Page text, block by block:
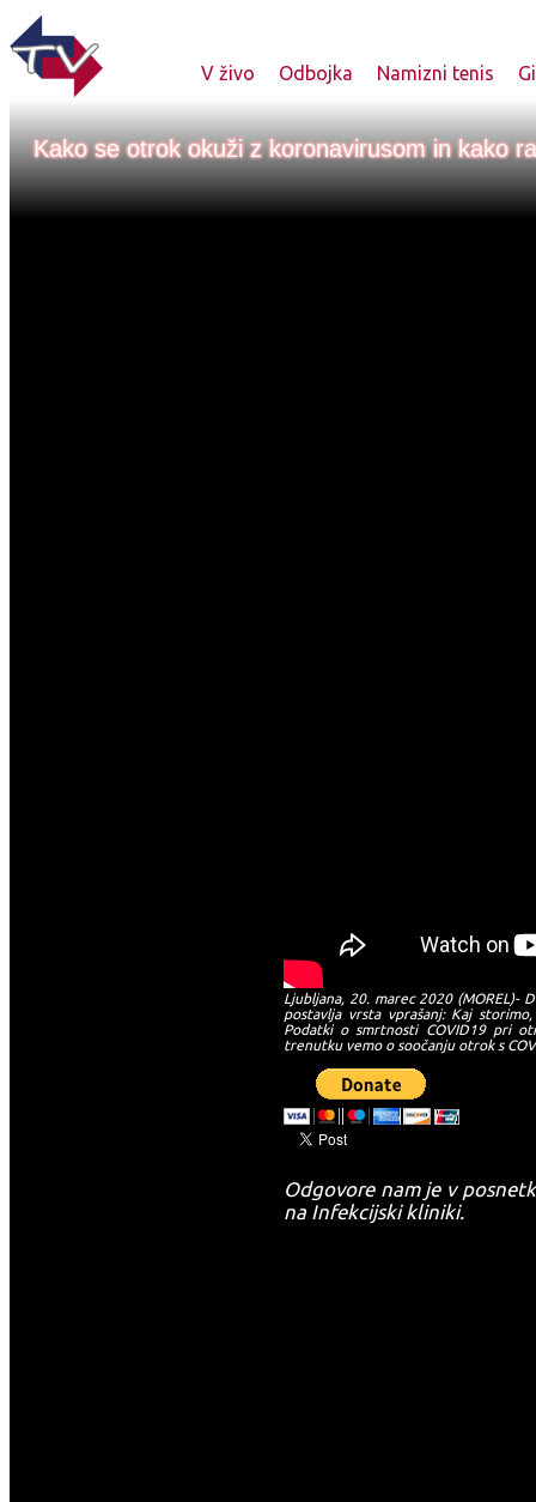
V živo Odbojka Namizni tenis
Kako se otrok okuži z koronavirusom in kako
Ljubljana, 20. marec 2020 (MOREL)-
postavlja vrsta vprašanj: Kaj
Podatki o smrtnosti COVID19 pri
trenutku vemo o soočanju otrok s
Odgovore nam je v
na Infekcijski kliniki.